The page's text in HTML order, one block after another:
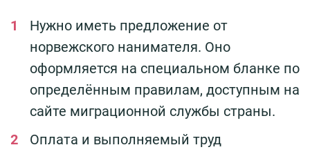
Нужно иметь предложение от
норвежского нанимателя. Оно
оформляется на специальном бланке по
определённым правилам, доступным на
сайте миграционной службы страны.
Оплата и выполняемый труд